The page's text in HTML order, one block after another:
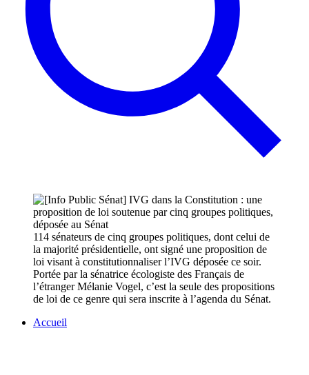
114 sénateurs de cinq groupes politiques, dont celui de
la majorité présidentielle, ont signé une proposition de
loi visant à constitutionnaliser l’IVG déposée ce soir.
Portée par la sénatrice écologiste des Français de
l’étranger Mélanie Vogel, c’est la seule des propositions
de loi de ce genre qui sera inscrite à l’agenda du Sénat.
Accueil